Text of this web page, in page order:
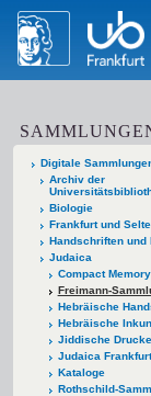
Digitale
Archiv der
Biologie
Frankfurt und
Handschriften und
Judaica
Compact Memory
Freimann-
Hebräische
Hebräische
Jiddische Drucke
Judaica Frankfurt
Kataloge
Rothschild-